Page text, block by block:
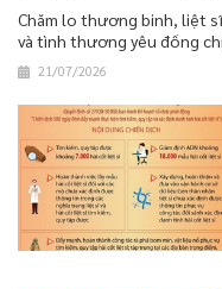
Chăm lo thương binh, liệt
và tình thương yêu đồng
21/07/2026